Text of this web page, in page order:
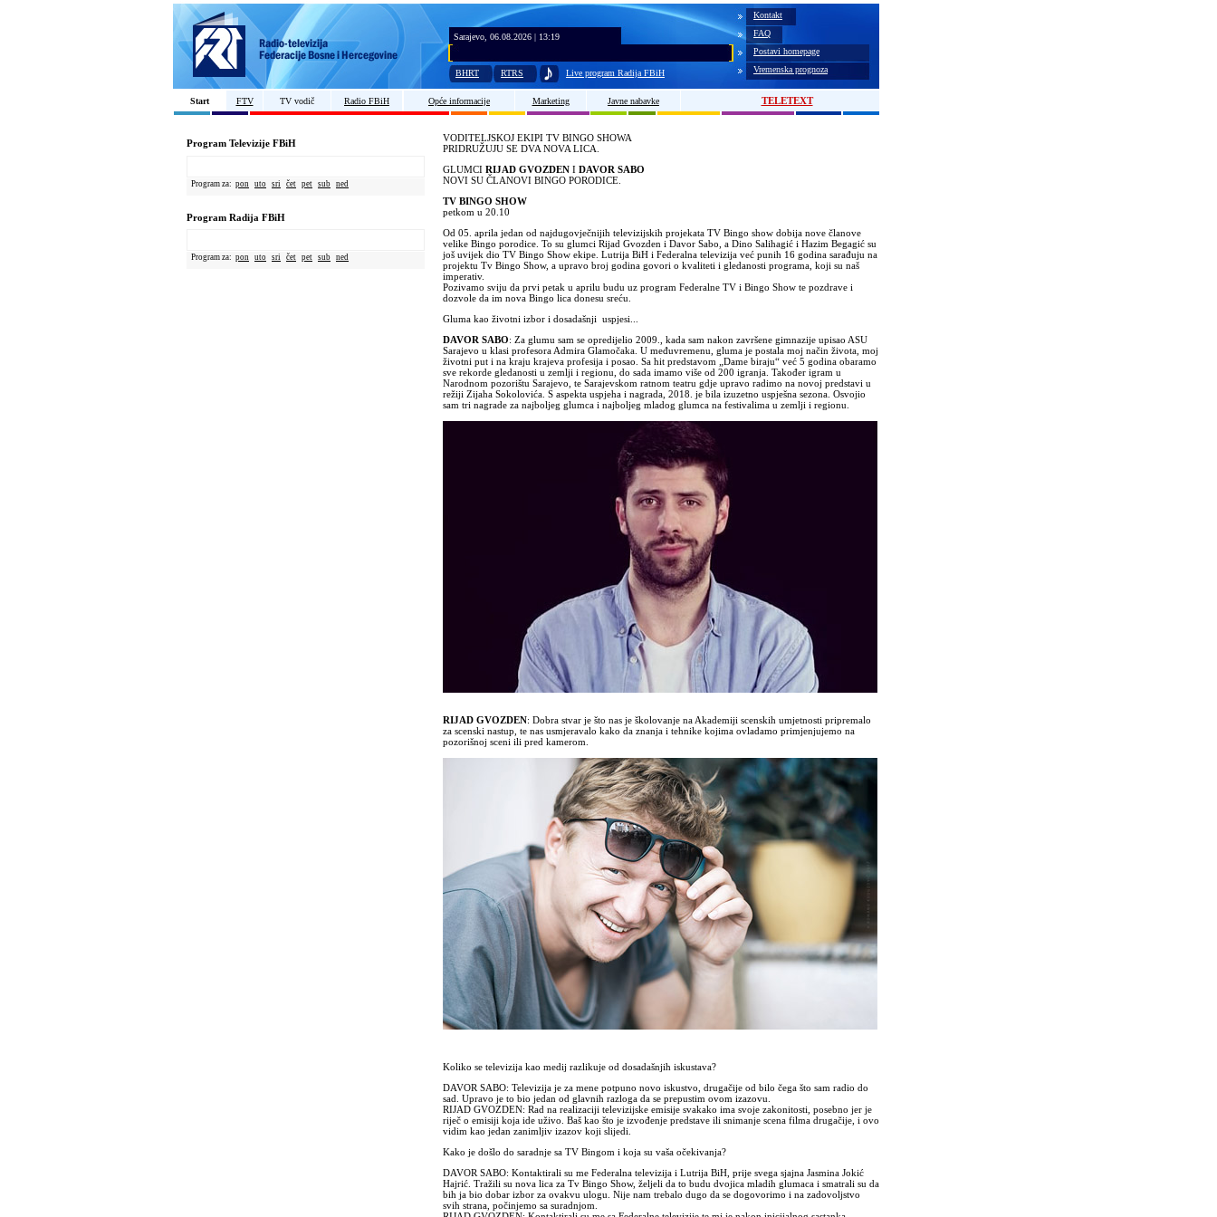
Sarajevo, 06.08.2026 | 13:19
BHRT RTRS Live program Radija FBiH
Kontakt
FAQ
Postavi homepage
Vremenska prognoza
Start FTV TV vodič Radio FBiH Opće informacije Marketing Javne nabavke TELETEXT
Program Televizije FBiH
Program za: pon uto sri čet pet sub ned
Program Radija FBiH
Program za: pon uto sri čet pet sub ned
VODITELJSKOJ EKIPI TV BINGO SHOWA
PRIDRUŽUJU SE DVA NOVA LICA.
GLUMCI RIJAD GVOZDEN I DAVOR SABO
NOVI SU ČLANOVI BINGO PORODICE.
TV BINGO SHOW
petkom u 20.10
Od 05. aprila jedan od najdugovječnijih televizijskih projekata TV Bingo show dobija nove članove
velike Bingo porodice. To su glumci Rijad Gvozden i Davor Sabo, a Dino Salihagić i Hazim Begagić su
još uvijek dio TV Bingo Show ekipe. Lutrija BiH i Federalna televizija već punih 16 godina sarađuju na
projektu Tv Bingo Show, a upravo broj godina govori o kvaliteti i gledanosti programa, koji su naš
imperativ.
Pozivamo sviju da prvi petak u aprilu budu uz program Federalne TV i Bingo Show te pozdrave i
dozvole da im nova Bingo lica donesu sreću.
Gluma kao životni izbor i dosadašnji uspjesi...
DAVOR SABO: Za glumu sam se opredijelio 2009., kada sam nakon završene gimnazije upisao ASU
Sarajevo u klasi profesora Admira Glamočaka. U međuvremenu, gluma je postala moj način života, moj
životni put i na kraju krajeva profesija i posao. Sa hit predstavom „Dame biraju“ već 5 godina obaramo
sve rekorde gledanosti u zemlji i regionu, do sada imamo više od 200 igranja. Također igram u
Narodnom pozorištu Sarajevo, te Sarajevskom ratnom teatru gdje upravo radimo na novoj predstavi u
režiji Zijaha Sokolovića. S aspekta uspjeha i nagrada, 2018. je bila izuzetno uspješna sezona. Osvojio
sam tri nagrade za najboljeg glumca i najboljeg mladog glumca na festivalima u zemlji i regionu.
RIJAD GVOZDEN: Dobra stvar je što nas je školovanje na Akademiji scenskih umjetnosti pripremalo
za scenski nastup, te nas usmjeravalo kako da znanja i tehnike kojima ovladamo primjenjujemo na
pozorišnoj sceni ili pred kamerom.
Koliko se televizija kao medij razlikuje od dosadašnjih iskustava?
DAVOR SABO: Televizija je za mene potpuno novo iskustvo, drugačije od bilo čega što sam radio do
sad. Upravo je to bio jedan od glavnih razloga da se prepustim ovom izazovu.
RIJAD GVOZDEN: Rad na realizaciji televizijske emisije svakako ima svoje zakonitosti, posebno jer je
riječ o emisiji koja ide uživo. Baš kao što je izvođenje predstave ili snimanje scena filma drugačije, i ovo
vidim kao jedan zanimljiv izazov koji slijedi.
Kako je došlo do saradnje sa TV Bingom i koja su vaša očekivanja?
DAVOR SABO: Kontaktirali su me Federalna televizija i Lutrija BiH, prije svega sjajna Jasmina Jokić
Hajrić. Tražili su nova lica za Tv Bingo Show, željeli da to budu dvojica mladih glumaca i smatrali su da
bih ja bio dobar izbor za ovakvu ulogu. Nije nam trebalo dugo da se dogovorimo i na zadovoljstvo
svih strana, počinjemo sa suradnjom.